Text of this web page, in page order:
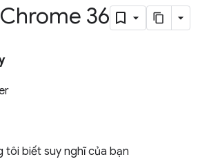
36
tôi biết suy nghĩ của bạn